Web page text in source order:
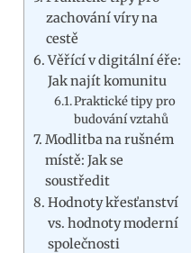
zachování víry na
cestě
Věřící v digitální éře:
Jak najít komunitu
Praktické tipy pro
budování vztahů
Modlitba na rušném
místě: Jak se
soustředit
Hodnoty křesťanství
vs. hodnoty moderní
společnosti